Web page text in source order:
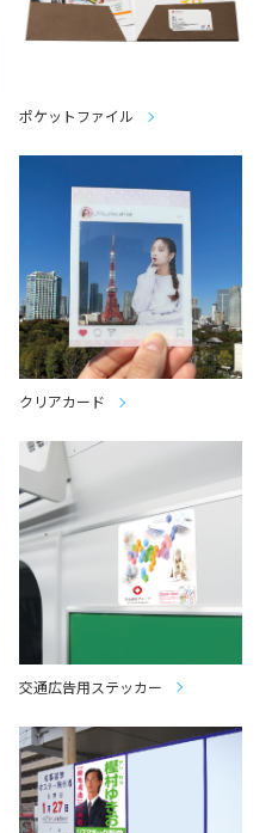
ポケットファイル
クリアカード
交通広告用ステッカー